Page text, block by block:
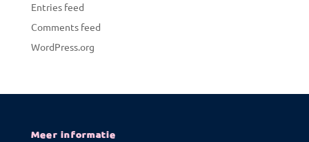
Entries feed
Comments feed
WordPress.org
Meer informatie